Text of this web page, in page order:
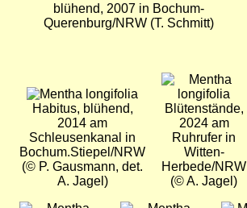
blühend, 2007 in Bochum-
Querenburg/NRW (T. Schmitt)
Bild
Habitus, blühend,
2014 am
Schleusenkanal in
Bochum.Stiepel/NRW
(© P. Gausmann, det.
A. Jagel)
Bild
Blütenstände,
2024 am
Ruhrufer in
Witten-
Herbede/NRW
(© A. Jagel)